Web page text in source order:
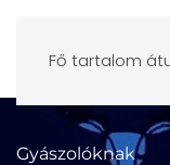
Fő tartalom
Gyászolóknak